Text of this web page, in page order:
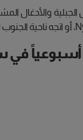
والأدغال
في